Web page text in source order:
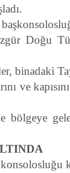
Doğu
binadaki
ve
bölgeye